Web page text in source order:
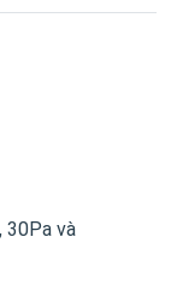
30Pa và